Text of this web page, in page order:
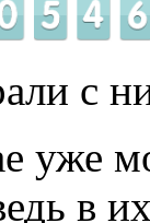
с
уже
в